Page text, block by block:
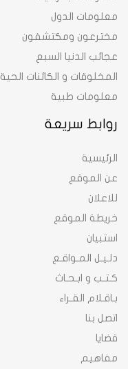
روابط سريعة
الرئيسية
عن الموقع
للاعلان
خريطة الموقع
استبيان
دلـيـل المـواقـع
كـتـب و ابـحـاث
بـاقـلام القـراء
اتصل بنا
قضايا
مفاهيم
معلومات الدول
مخترعون ومكتشفون
عجائب الدنيا السبع
المخلوقات و الكائنات الحية
معلومات طبية